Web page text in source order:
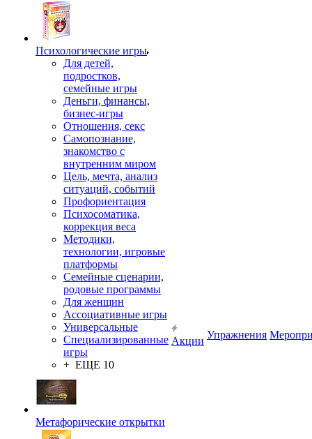
Психологические игры
Для детей,
подростков,
семейные игры
Деньги, финансы,
бизнес-игры
Отношения, секс
Самопознание,
знакомство с
внутренним миром
Цель, мечта, анализ
ситуаций, событий
Профориентация
Психосоматика,
коррекция веса
Методики,
технологии, игровые
платформы
Семейные сценарии,
родовые программы
Для женщин
Ассоциативные игры
Универсальные
Специализированные
игры
+ ЕЩЕ 10
Метафорические открытки
Акции
Упражнения